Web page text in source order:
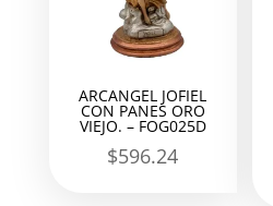
ARCANGEL JOFIEL
CON PANES ORO
VIEJO. – FOG025D
$596.24